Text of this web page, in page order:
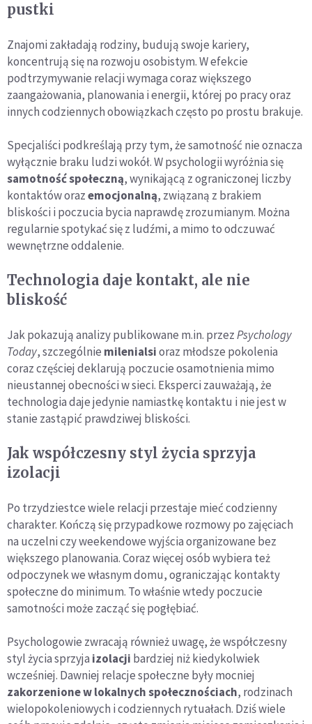
pustki
Znajomi zakładają rodziny, budują swoje kariery,
koncentrują się na rozwoju osobistym. W efekcie
podtrzymywanie relacji wymaga coraz większego
zaangażowania, planowania i energii, której po pracy oraz
innych codziennych obowiązkach często po prostu brakuje.
Specjaliści podkreślają przy tym, że samotność nie oznacza
wyłącznie braku ludzi wokół. W psychologii wyróżnia się
samotność społeczną, wynikającą z ograniczonej liczby
kontaktów orazemocjonalną, związaną z brakiem
bliskości i poczucia bycia naprawdę zrozumianym. Można
regularnie spotykać się z ludźmi, a mimo to odczuwać
wewnętrzne oddalenie.
Technologia daje kontakt, ale nie
bliskość
Jak pokazują analizy publikowane m.in. przezPsychology
Today, szczególnie milenialsioraz młodsze pokolenia
coraz częściej deklarują poczucie osamotnienia mimo
nieustannej obecności w sieci. Eksperci zauważają, że
technologia daje jedynie namiastkę kontaktu i nie jest w
stanie zastąpić prawdziwej bliskości.
Jak współczesny styl życia sprzyja
izolacji
Po trzydziestce wiele relacji przestaje mieć codzienny
charakter. Kończą się przypadkowe rozmowy po zajęciach
na uczelni czy weekendowe wyjścia organizowane bez
większego planowania. Coraz więcej osób wybiera też
odpoczynek we własnym domu, ograniczając kontakty
społeczne do minimum. To właśnie wtedy poczucie
samotności może zacząć się pogłębiać.
Psychologowie zwracają również uwagę, że współczesny
styl życia sprzyja izolacji bardziej niż kiedykolwiek
wcześniej. Dawniej relacje społeczne były mocniej
zakorzenione w lokalnych społecznościach, rodzinach
wielopokoleniowych i codziennych rytuałach. Dziś wiele